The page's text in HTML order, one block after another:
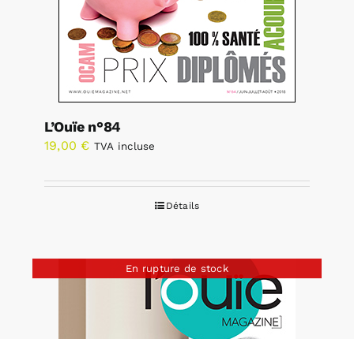
L’Ouïe n°84
19,00 € TVA incluse
Détails
En rupture de stock